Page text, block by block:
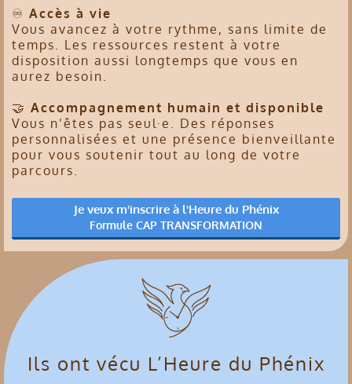
♾️ Accès à vie
Vous avancez à votre rythme, sans limite de
temps. Les ressources restent à votre
disposition aussi longtemps que vous en
aurez besoin.
🤝 Accompagnement humain et disponible
Vous n’êtes pas seul·e. Des réponses
personnalisées et une présence bienveillante
pour vous soutenir tout au long de votre
parcours.
Je veux m'inscrire à l'Heure du Phénix
Formule CAP TRANSFORMATION
Ils ont vécu L’Heure du Phénix